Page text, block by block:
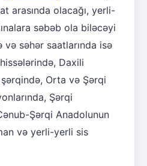
arasında olacağı, yerli-
səbəb ola biləcəyi
və səhər saatlarında isə
Daxili
Orta və Şərqi
Şərqi
Şərqi Anadolunun
və yerli-yerli sis